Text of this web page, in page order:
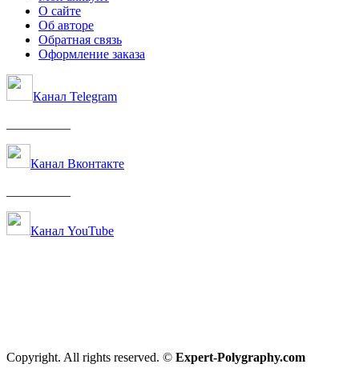
О сайте
Об авторе
Обратная связь
Оформление заказа
Канал Telegram
Канал Вконтакте
Канал YouTube
Copyright. All rights reserved. © Expert-Polygraphy.com